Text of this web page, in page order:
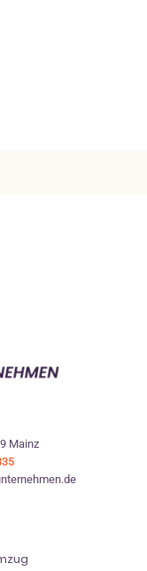
Mainz